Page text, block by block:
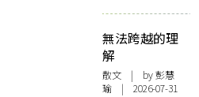
無法跨越的理
解
散文 | by 彭慧
瑜 | 2026-07-31